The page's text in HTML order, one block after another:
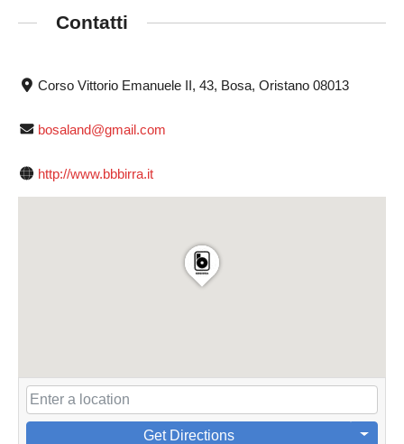
Contatti
Corso Vittorio Emanuele II, 43, Bosa, Oristano 08013
bosaland@gmail.com
http://www.bbbirra.it
Get Directions